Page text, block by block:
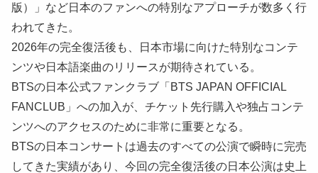
版）」など日本のファンへの特別なアプローチが数多く行
われてきた。
2026年の完全復活後も、日本市場に向けた特別なコンテ
ンツや日本語楽曲のリリースが期待されている。
BTSの日本公式ファンクラブ「BTS JAPAN OFFICIAL
FANCLUB」への加入が、チケット先行購入や独占コンテ
ンツへのアクセスのために非常に重要となる。
BTSの日本コンサートは過去のすべての公演で瞬時に完売
してきた実績があり、今回の完全復活後の日本公演は史上